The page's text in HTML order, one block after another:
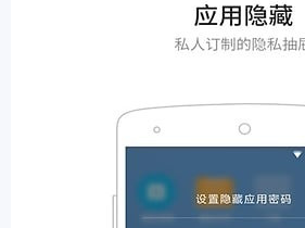
影音播放 摄影美颜
健康运动